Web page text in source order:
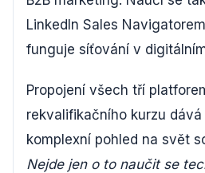
LinkedIn Sales
funguje síťování v
Propojení všech tří
rekvalifikačního kurzu
komplexní pohled na svět
Nejde jen o to naučit se